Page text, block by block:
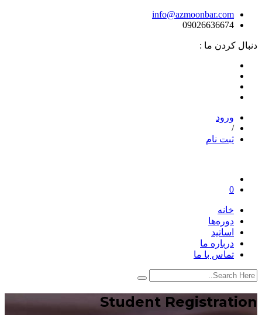
info@azmoonbar.com
09026636674
دنبال کردن ما :
ورود
/
ثبت نام
0
خانه
دوره‌ها
اساتید
درباره ما
تماس با ما
Student Registration